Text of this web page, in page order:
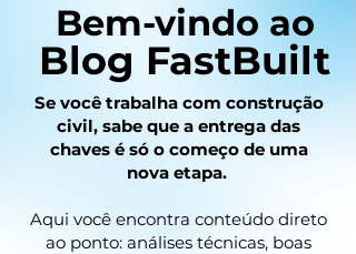
Bem-vindo ao
Blog FastBuilt
Se você trabalha com construção
civil, sabe que a entrega das
chaves é só o começo de uma
nova etapa.
Aqui você encontra conteúdo direto
ao ponto: análises técnicas, boas